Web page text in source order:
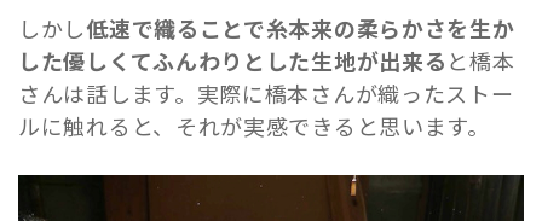
しかし低速で織ることで糸本来の柔らかさを生か
した優しくてふんわりとした生地が出来ると橋本
さんは話します。実際に橋本さんが織ったストー
ルに触れると、それが実感できると思います。